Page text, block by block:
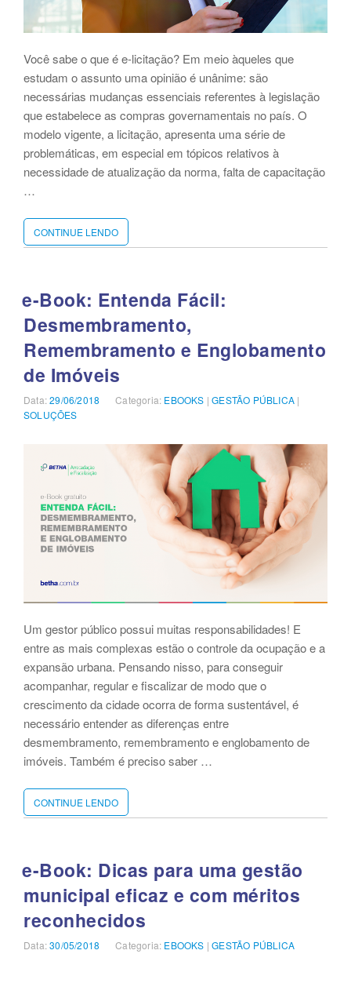
Você sabe o que é e-licitação? Em meio àqueles que
estudam o assunto uma opinião é unânime: são
necessárias mudanças essenciais referentes à legislação
que estabelece as compras governamentais no país. O
modelo vigente, a licitação, apresenta uma série de
problemáticas, em especial em tópicos relativos à
necessidade de atualização da norma, falta de capacitação
…
CONTINUE LENDO
O
E-
LICITAÇÃO”
e-Book: Entenda Fácil:
Desmembramento,
Remembramento e Englobamento
de Imóveis
Data:Publicado
em
29/06/2018 Categoria: Categorias
EBOOKS |GESTÃO PÚBLICA |
SOLUÇÕES
Um gestor público possui muitas responsabilidades! E
entre as mais complexas estão o controle da ocupação e a
expansão urbana. Pensando nisso, para conseguir
acompanhar, regular e fiscalizar de modo que o
crescimento da cidade ocorra de forma sustentável, é
necessário entender as diferenças entre
desmembramento, remembramento e englobamento de
imóveis. Também é preciso saber …
CONTINUE LENDO
BOOK:
REMEMBRAMENTO
E
ENGLOBAMENTO
DE
e-Book: Dicas para uma gestão
municipal eficaz e com méritos
reconhecidos
Data:Publicado
30/05/2018 Categoria: Categorias
EBOOKS |GESTÃO PÚBLICA